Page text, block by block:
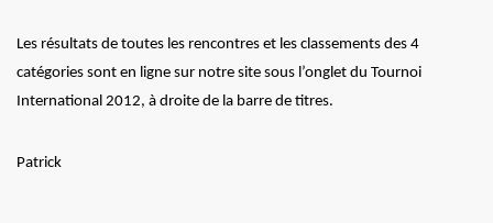
Les résultats de toutes les rencontres et les classements des 4
catégories sont en ligne sur notre site sous l’onglet du Tournoi
International 2012, à droite de la barre de titres.
Patrick